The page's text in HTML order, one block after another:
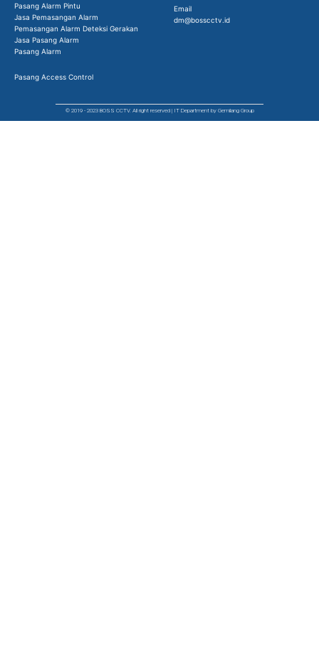
Pasang Alarm Pintu
Jasa Pemasangan Alarm
Pemasangan Alarm Deteksi Gerakan
Jasa Pasang Alarm
Pasang Alarm
Pasang Access Control
Email
dm@bosscctv.id
© 2019 - 2023 BOSS CCTV. All right reserved | IT Department by Gemilang Group